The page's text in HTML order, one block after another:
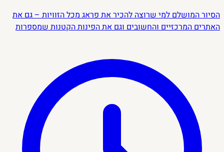
הסיור המושלם למי שרוצה להכיר את פראג מכל הזוויות – גם את
האתרים המרכזיים והחשובים וגם את הפינות הקטנות שמספרות
הערים הכי אהובות בעולם.